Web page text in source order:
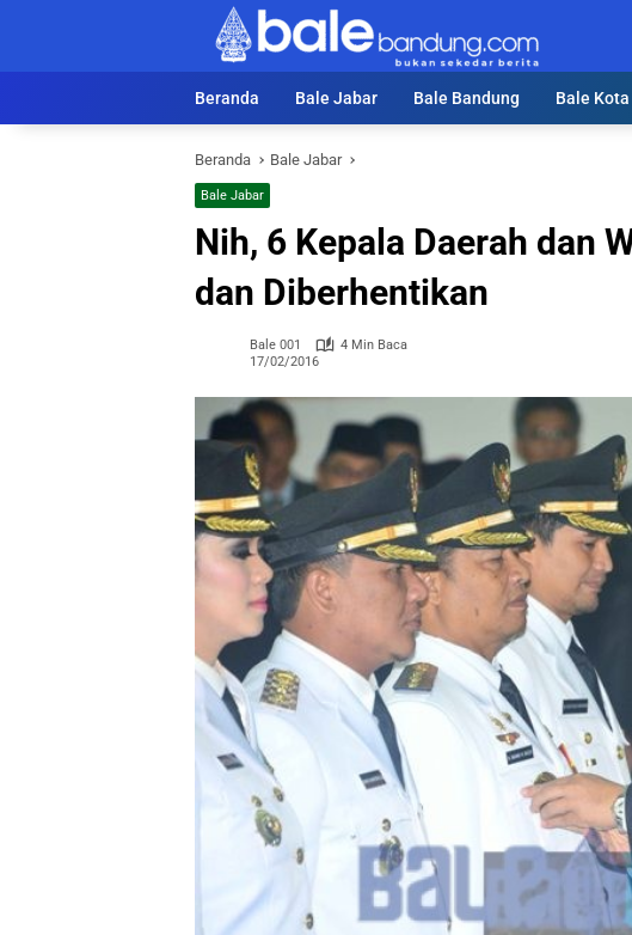
Beranda Bale Jabar Bale Bandung Bale
Beranda Bale Jabar
Bale Jabar
Nih, 6 Kepala Daerah dan
dan Diberhentikan
Bale 001
4 Min Baca
17/02/2016